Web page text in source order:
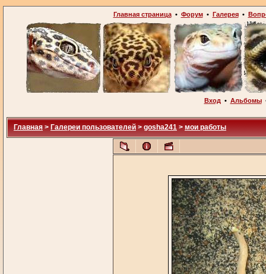
Главная страница• Форум• Галерея•
Вход • Альбомы
Главная > Галереи пользователей > gosha241 > мои работы